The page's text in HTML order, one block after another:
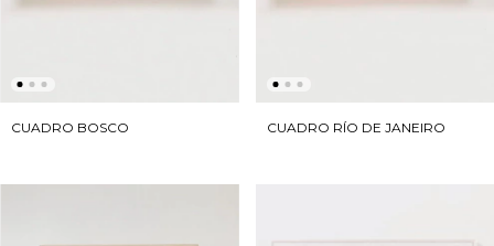
CUADRO BOSCO CUADRO RÍO DE JANEIRO